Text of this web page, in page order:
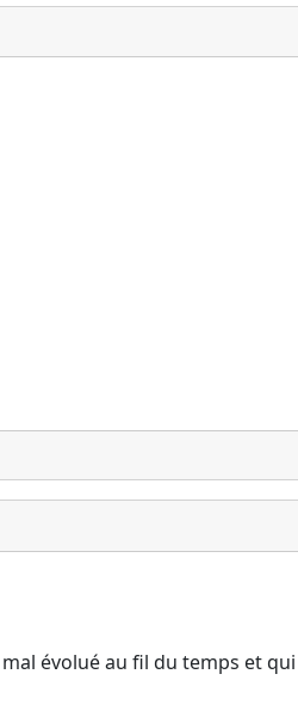
évolué au fil du temps et